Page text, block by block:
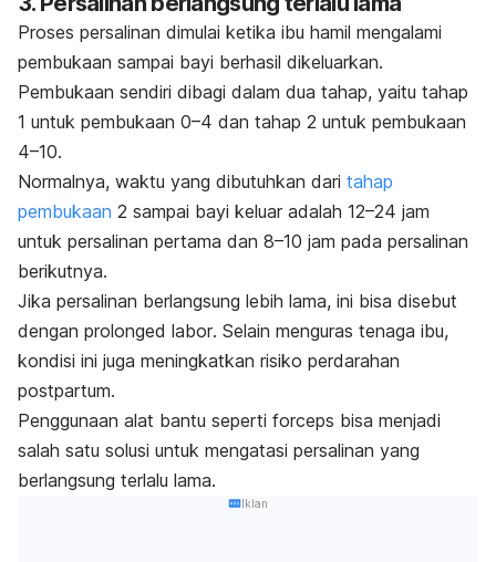
Proses persalinan dimulai ketika ibu hamil mengalami
pembukaan sampai bayi berhasil dikeluarkan.
Pembukaan sendiri dibagi dalam dua tahap, yaitu tahap
1 untuk pembukaan 0–4 dan tahap 2 untuk pembukaan
4–10.
Normalnya, waktu yang dibutuhkan dari tahap
pembukaan 2 sampai bayi keluar adalah 12–24 jam
untuk persalinan pertama dan 8–10 jam pada persalinan
berikutnya.
Jika persalinan berlangsung lebih lama, ini bisa disebut
dengan prolonged labor. Selain menguras tenaga ibu,
kondisi ini juga meningkatkan risiko perdarahan
postpartum.
Penggunaan alat bantu seperti forceps bisa menjadi
salah satu solusi untuk mengatasi persalinan yang
berlangsung terlalu lama.
Iklan